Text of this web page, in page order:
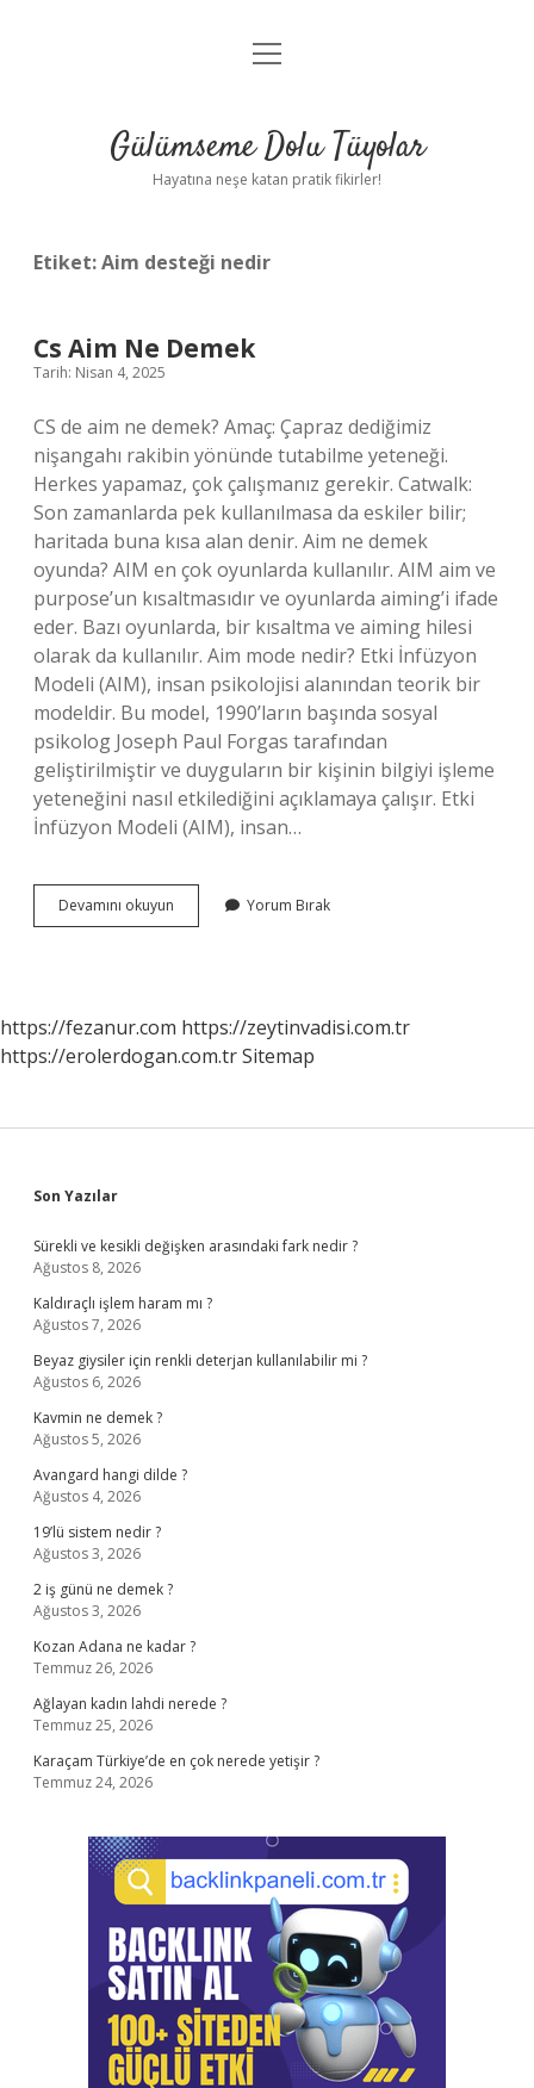
Anasayfa
Yasal Uyarı
menüyü
Gülümseme Dolu Tüyolar
Hayatına neşe katan pratik fikirler!
Etiket:Aim desteği nedir
Cs Aim Ne Demek
Tarih: Nisan 4, 2025
CS de aim ne demek? Amaç: Çapraz dediğimiz
nişangahı rakibin yönünde tutabilme yeteneği.
Herkes yapamaz, çok çalışmanız gerekir. Catwalk:
Son zamanlarda pek kullanılmasa da eskiler bilir;
haritada buna kısa alan denir. Aim ne demek
oyunda? AIM en çok oyunlarda kullanılır. AIM aim ve
purpose’un kısaltmasıdır ve oyunlarda aiming’i ifade
eder. Bazı oyunlarda, bir kısaltma ve aiming hilesi
olarak da kullanılır. Aim mode nedir? Etki İnfüzyon
Modeli (AIM), insan psikolojisi alanından teorik bir
modeldir. Bu model, 1990’ların başında sosyal
psikolog Joseph Paul Forgas tarafından
geliştirilmiştir ve duyguların bir kişinin bilgiyi işleme
yeteneğini nasıl etkilediğini açıklamaya çalışır. Etki
İnfüzyon Modeli (AIM), insan…
Devamını okuyun
Aim
Yorum Bırak
https://fezanur.com https://zeytinvadisi.com.tr
https://erolerdogan.com.trSitemap
Sidebar
Son Yazılar
Sürekli ve kesikli değişken arasındaki fark nedir ?
Ağustos 8, 2026
Kaldıraçlı işlem haram mı ?
Ağustos 7, 2026
Beyaz giysiler için renkli deterjan kullanılabilir mi ?
Ağustos 6, 2026
Kavmin ne demek ?
Ağustos 5, 2026
Avangard hangi dilde ?
Ağustos 4, 2026
19’lü sistem nedir ?
Ağustos 3, 2026
2 iş günü ne demek ?
Ağustos 3, 2026
Kozan Adana ne kadar ?
Temmuz 26, 2026
Ağlayan kadın lahdi nerede ?
Temmuz 25, 2026
Karaçam Türkiye’de en çok nerede yetişir ?
Temmuz 24, 2026